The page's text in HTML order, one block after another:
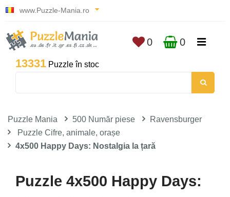
www.Puzzle-Mania.ro
13331 Puzzle în stoc
0 0
Puzzle Mania 500 Număr piese
Ravensburger
Puzzle Cifre, animale, orașe
4x500 Happy Days: Nostalgia la țară
Puzzle 4x500 Happy Days: